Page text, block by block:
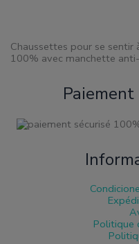
Chaussettes pour se sentir
100% avec manchette
Politique